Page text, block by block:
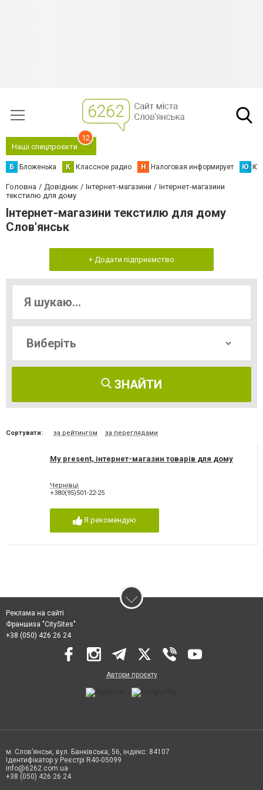
Наші спецпроєкти
12
Б Бложенька К Классное радио Н Налоговая информирует Ю
Головна Довідник Інтернет-магазини
Інтернет-магазини
текстилю для дому
Інтернет-магазини текстилю для дому
Слов'янськ
+ Додати підприємство
ЗНАЙТИ
Сортувати: за рейтингом за переглядами
My present, інтернет-магазин товарів для дому
Чернівці
+380(95)501-22-25
Я рекомендую
Реклама на сайті
Франшиза "CitySites"
+38 (050) 426 26 24
Автори проєкту
м. Слов’янськ, вул. Банківська, 56, індекс: 84107
Ідентифікатор у Реєстрі R40-05099
info@6262.com.ua
+38 (050) 426 26 24